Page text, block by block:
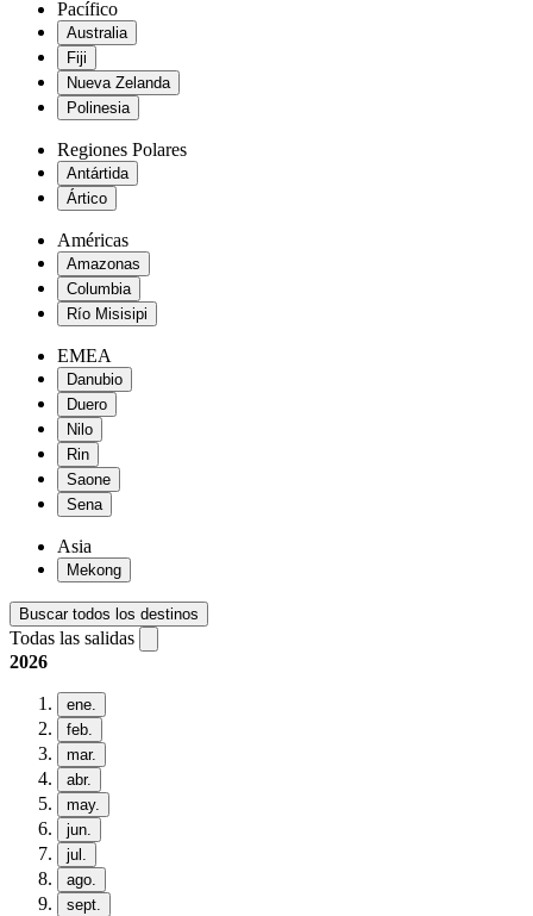
Pacífico
Australia
Fiji
Nueva Zelanda
Polinesia
Regiones Polares
Antártida
Ártico
Américas
Amazonas
Columbia
Río Misisipi
EMEA
Danubio
Duero
Nilo
Rin
Saone
Sena
Asia
Mekong
Buscar todos los destinos
Todas las salidas
2026
ene.
feb.
mar.
abr.
may.
jun.
jul.
ago.
sept.